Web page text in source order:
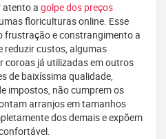
atento a golpe dos preços
floriculturas online. Esse
frustração e constrangimento a
reduzir custos, algumas
coroas já utilizadas em outros
de baixíssima qualidade,
impostos, não cumprem os
arranjos em tamanhos
dos demais e expõem